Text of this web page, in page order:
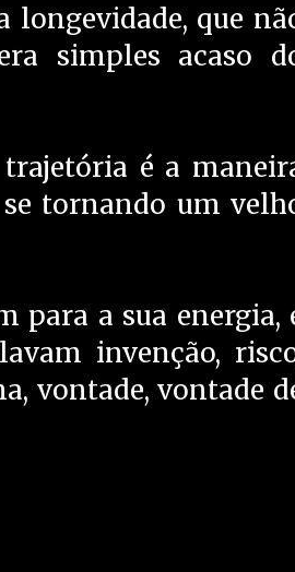
longevidade, que
simples acaso
é a
tornando um
para a sua energia,
invenção,
vontade, vontade